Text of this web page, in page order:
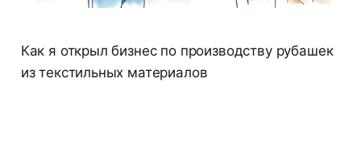
Как я открыл бизнес по производству рубашек
из текстильных материалов